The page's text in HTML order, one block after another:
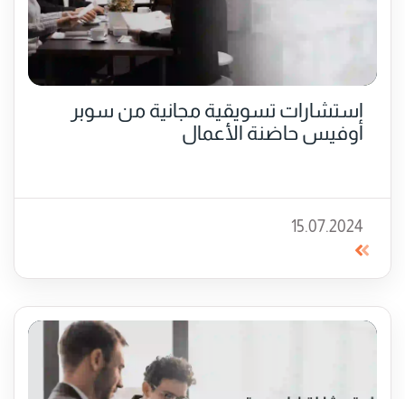
استشارات تسويقية مجانية من سوبر
أوفيس حاضنة الأعمال
15.07.2024